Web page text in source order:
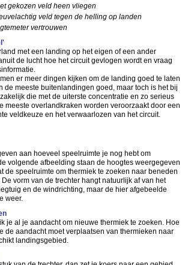
gekozen veld heen vliegen
veld tegen de helling op landen
vertrouwen
met een landing op het eigen of een ander
de lucht hoe het circuit gevlogen wordt en vraag
er meer dingen kijken om de landing goed te laten
de meeste buitenlandingen goed, maar toch is het bij
die met de uiterste concentratie en zo serieus
meeste overlandkraken worden veroorzaakt door een
veldkeuze en het verwaarlozen van het circuit.
aan hoeveel speelruimte je nog hebt om
volgende afbeelding staan de hoogtes weergegeven
de speelruimte om thermiek te zoeken naar beneden
vorm van de trechter hangt natuurlijk af van het
en de windrichting, maar de hier afgebeelde
weer.
je al je aandacht om nieuwe thermiek te zoeken. Hoe
de aandacht moet verplaatsen van thermieken naar
landingsgebied.